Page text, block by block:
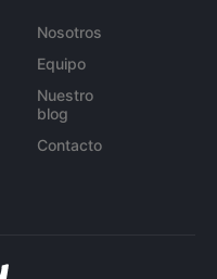
Nosotros
Equipo
Nuestro
blog
Contacto